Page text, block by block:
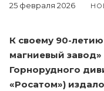
25 февраля 2026
К своему 90-
магниевый
Горнорудного
«Росатом»)